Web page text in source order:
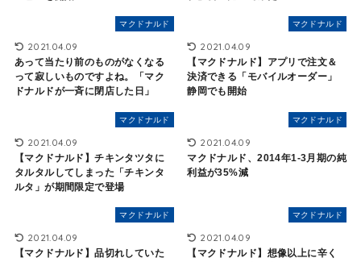
マクドナルド
2021.04.09
あって当たり前のものがなくなる
って寂しいものですよね。「マク
ドナルドが一斉に閉店した日」
マクドナルド
2021.04.09
【マクドナルド】アプリで注文＆
決済できる「モバイルオーダー」
静岡でも開始
マクドナルド
2021.04.09
【マクドナルド】チキンタツタに
タルタルしてしまった「チキンタ
ルタ」が期間限定で登場
マクドナルド
2021.04.09
マクドナルド、2014年1-3月期の純
利益が35%減
マクドナルド
2021.04.09
【マクドナルド】品切れしていた
マクドナルド
2021.04.09
【マクドナルド】想像以上に辛く